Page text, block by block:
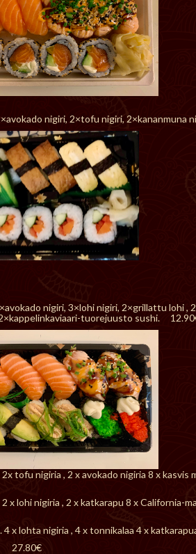
nigiri, 2×tofu nigiri, 2×kananmuna
nigiri, 3×lohi nigiri, 2×grillattu lohi ,
tuorejuusto sushi.
tofu nigiria , 2 x avokado nigiria 8 x kasvis
lohi nigiria , 2 x katkarapu 8 x California-
lohta nigiria , 4 x tonnikalaa 4 x